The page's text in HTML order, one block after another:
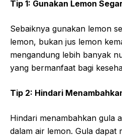
Tip 1: Gunakan Lemon Segar
Sebaiknya gunakan lemon
lemon, bukan jus lemon
mengandung lebih banyak
yang bermanfaat bagi
Tip 2: Hindari
Hindari menambahkan gula
dalam air lemon. Gula dapat